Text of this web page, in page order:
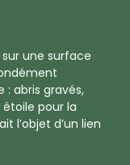
une surface
: abris gravés,
pour la
l’objet d’un lien